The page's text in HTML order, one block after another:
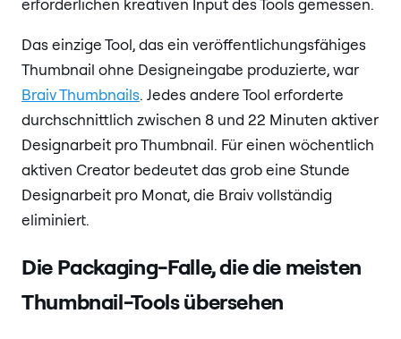
Das einzige Tool, das ein veröffentlichungsfähiges
Thumbnail ohne Designeingabe produzierte, war
Braiv Thumbnails. Jedes andere Tool erforderte
durchschnittlich zwischen 8 und 22 Minuten aktiver
Designarbeit pro Thumbnail. Für einen wöchentlich
aktiven Creator bedeutet das grob eine Stunde
Designarbeit pro Monat, die Braiv vollständig
eliminiert.
Die Packaging-Falle, die die meisten
Thumbnail-Tools übersehen